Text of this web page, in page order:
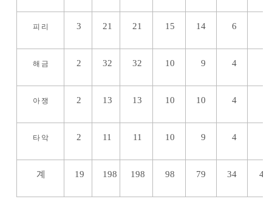
피 리 3 21 21 15 14 6
해 금 2 32 32 10 9 4
아 쟁 2 13 13 10 10 4
타 악 2 11 11 10 9 4
계 19 198 198 98 79 34 45